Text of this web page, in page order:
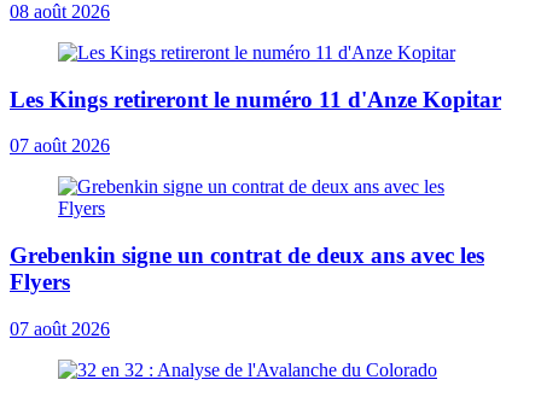
08 août 2026
Les Kings retireront le numéro 11 d'Anze Kopitar
07 août 2026
Grebenkin signe un contrat de deux ans avec les
Flyers
07 août 2026